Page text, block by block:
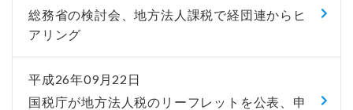
総務省の検討会、地方法人課税で経団連からヒ
アリング
平成26年09月22日
国税庁が地方法人税のリーフレットを公表、申